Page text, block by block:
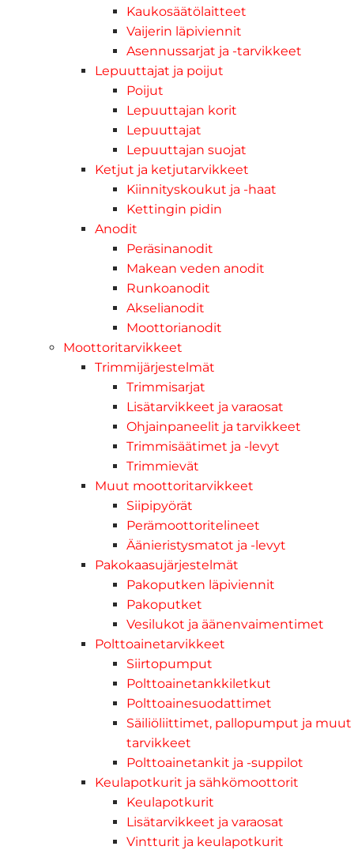
Kaukosäätölaitteet
Vaijerin läpiviennit
Asennussarjat ja -tarvikkeet
Lepuuttajat ja poijut
Poijut
Lepuuttajan korit
Lepuuttajat
Lepuuttajan suojat
Ketjut ja ketjutarvikkeet
Kiinnityskoukut ja -haat
Kettingin pidin
Anodit
Peräsinanodit
Makean veden anodit
Runkoanodit
Akselianodit
Moottorianodit
Moottoritarvikkeet
Trimmijärjestelmät
Trimmisarjat
Lisätarvikkeet ja varaosat
Ohjainpaneelit ja tarvikkeet
Trimmisäätimet ja -levyt
Trimmievät
Muut moottoritarvikkeet
Siipipyörät
Perämoottoritelineet
Äänieristysmatot ja -levyt
Pakokaasujärjestelmät
Pakoputken läpiviennit
Pakoputket
Vesilukot ja äänenvaimentimet
Polttoainetarvikkeet
Siirtopumput
Polttoainetankkiletkut
Polttoainesuodattimet
Säiliöliittimet, pallopumput ja muut
tarvikkeet
Polttoainetankit ja -suppilot
Keulapotkurit ja sähkömoottorit
Keulapotkurit
Lisätarvikkeet ja varaosat
Vintturit ja keulapotkurit